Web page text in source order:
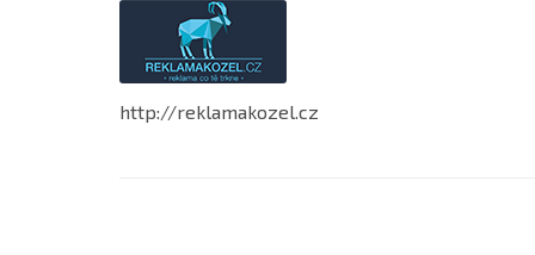
http://reklamakozel.cz